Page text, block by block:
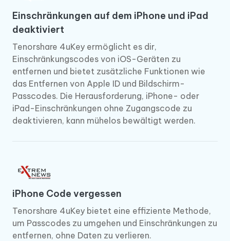
Einschränkungen auf dem iPhone und iPad
deaktiviert
Tenorshare 4uKey ermöglicht es dir,
Einschränkungscodes von iOS-Geräten zu
entfernen und bietet zusätzliche Funktionen wie
das Entfernen von Apple ID und Bildschirm-
Passcodes. Die Herausforderung, iPhone- oder
iPad-Einschränkungen ohne Zugangscode zu
deaktivieren, kann mühelos bewältigt werden.
iPhone Code vergessen
Tenorshare 4uKey bietet eine effiziente Methode,
um Passcodes zu umgehen und Einschränkungen zu
entfernen, ohne Daten zu verlieren.